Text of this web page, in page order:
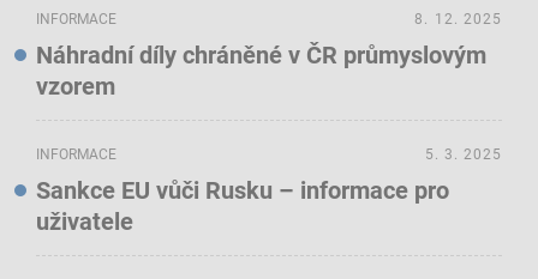
INFORMACE
Náhradní díly chráněné v ČR průmyslovým
vzorem
8. 12. 2025
INFORMACE
Sankce EU vůči Rusku – informace pro
uživatele
5. 3. 2025